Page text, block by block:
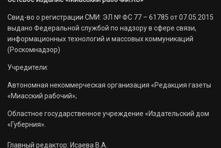
Свид-во о регистрации СМИ: ЭЛ № ФС 77 – 61785 от 07.05.2015
выдано Федеральной службой по надзору в сфере связи,
информационных технологий и массовых коммуникаций
(Роскомнадзор)
Учредители:
Автономная некоммерческая организация «Редакция газеты
«Миасский рабочий»;
Областное государственное учреждение «Издательский дом
«Губерния».
Главный редактор: Исаева В.А.